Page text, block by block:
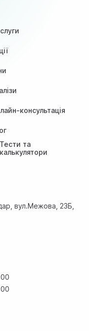
консультація
Тести та
калькулятори
вул.Межова, 23Б,